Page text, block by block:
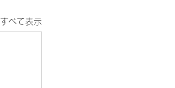
すべて表示